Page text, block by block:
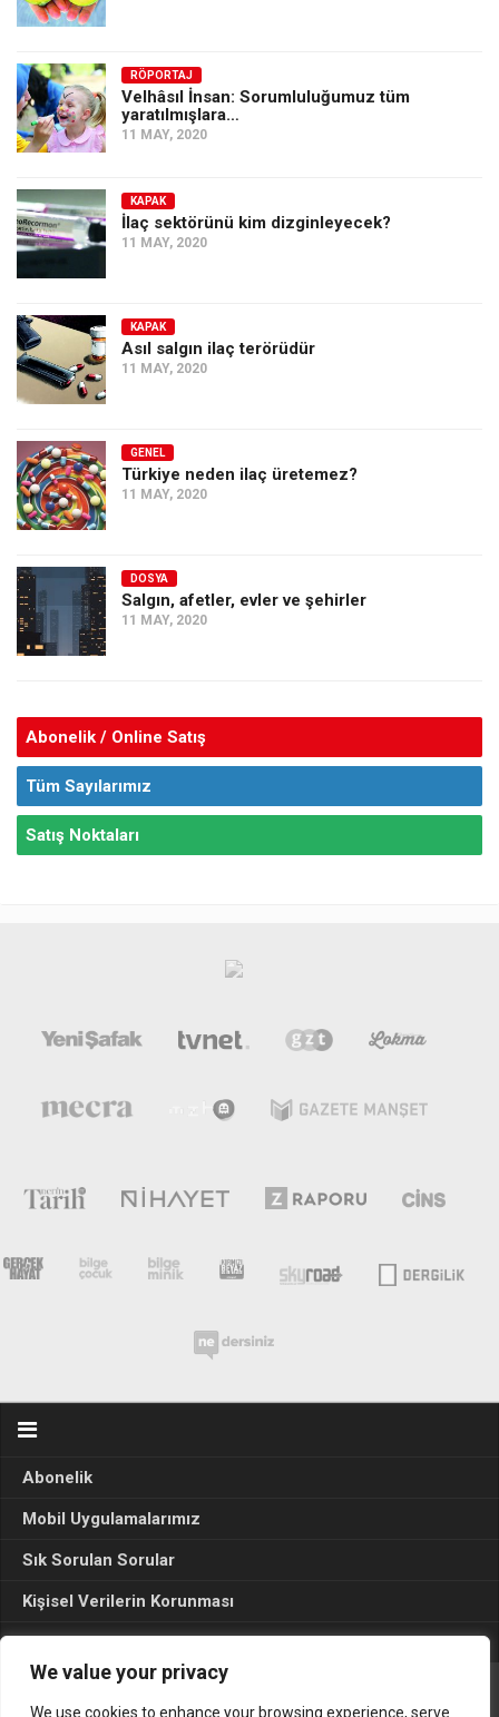
We value your privacy
We use cookies to enhance your browsing experience, serve
RÖPORTAJ
Velhâsıl İnsan: Sorumluluğumuz tüm
yaratılmışlara…
11 MAY, 2020
KAPAK
İlaç sektörünü kim dizginleyecek?
11 MAY, 2020
KAPAK
Asıl salgın ilaç terörüdür
11 MAY, 2020
GENEL
Türkiye neden ilaç üretemez?
11 MAY, 2020
DOSYA
Salgın, afetler, evler ve şehirler
11 MAY, 2020
Abonelik / Online Satış
Tüm Sayılarımız
Satış Noktaları
Abonelik
Mobil Uygulamalarımız
Sık Sorulan Sorular
Kişisel Verilerin Korunması
Seçim Sonuçları 2024